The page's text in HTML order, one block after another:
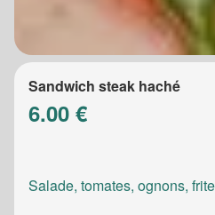
Sandwich steak haché
6.00 €
Salade, tomates, ognons,